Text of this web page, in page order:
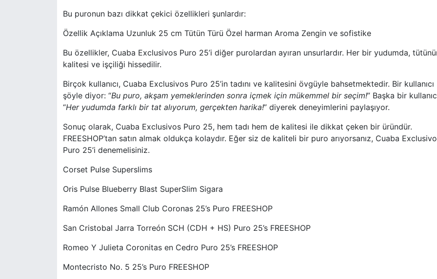
Bu puronun bazı dikkat çekici özellikleri şunlardır:
Özellik Açıklama Uzunluk 25 cm Tütün Türü Özel harman Aroma Zengin ve sofistike
Bu özellikler, Cuaba Exclusivos Puro 25’i diğer purolardan ayıran unsurlardır. Her bir yudumda,
kalitesi ve işçiliği hissedilir.
Birçok kullanıcı, Cuaba Exclusivos Puro 25’in tadını ve kalitesini övgüyle bahsetmektedir. Bir kullanıcı
şöyle diyor: “Bu puro, akşam yemeklerinden sonra içmek için mükemmel bir seçim!” Başka bir
“Her yudumda farklı bir tat alıyorum, gerçekten harika!” diyerek deneyimlerini paylaşıyor.
Sonuç olarak, Cuaba Exclusivos Puro 25, hem tadı hem de kalitesi ile dikkat çeken bir üründür.
FREESHOP’tan satın almak oldukça kolaydır. Eğer siz de kaliteli bir puro arıyorsanız, Cuaba
Puro 25’i denemelisiniz.
Corset Pulse Superslims
Oris Pulse Blueberry Blast SuperSlim Sigara
Ramón Allones Small Club Coronas 25’s Puro FREESHOP
San Cristobal Jarra Torreón SCH (CDH + HS) Puro 25’s FREESHOP
Romeo Y Julieta Coronitas en Cedro Puro 25’s FREESHOP
Montecristo No. 5 25’s Puro FREESHOP